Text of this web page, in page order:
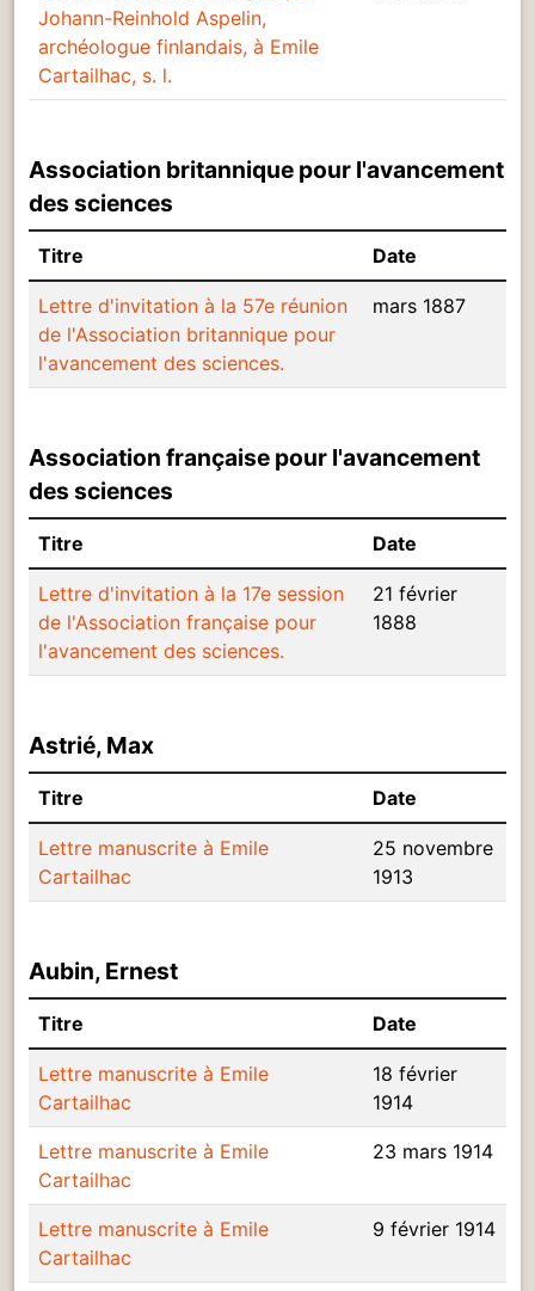
Johann-Reinhold Aspelin,
archéologue finlandais, à Emile
Cartailhac, s. l.
Association britannique pour l'avancement
des sciences
Titre Date
Lettre d'invitation à la 57e réunion
de l'Association britannique pour
l'avancement des sciences.
mars 1887
Association française pour l'avancement
des sciences
Titre Date
Lettre d'invitation à la 17e session
de l'Association française pour
l'avancement des sciences.
21 février
1888
Astrié, Max
Titre Date
Lettre manuscrite à Emile
Cartailhac
25 novembre
1913
Aubin, Ernest
Titre Date
Lettre manuscrite à Emile
Cartailhac
18 février
1914
Lettre manuscrite à Emile
Cartailhac
23 mars 1914
Lettre manuscrite à Emile
Cartailhac
9 février 1914